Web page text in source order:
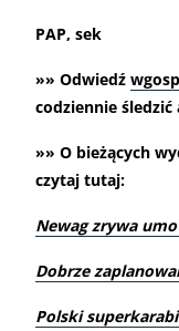
PAP, sek
»» Odwiedź
codziennie
»» O bieżących
czytaj tutaj:
Newag zrywa
Dobrze
Polski